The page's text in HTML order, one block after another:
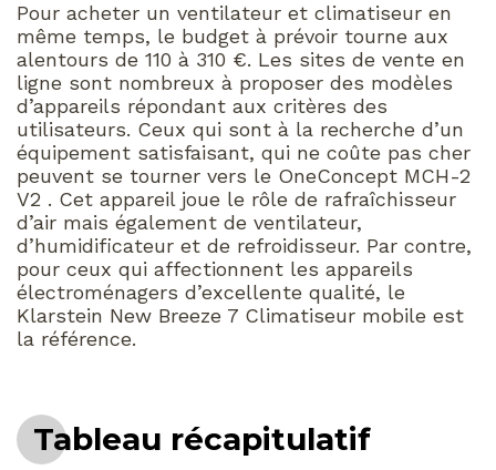
Pour acheter un ventilateur et climatiseur en
même temps, le budget à prévoir tourne aux
alentours de 110 à 310 €. Les sites de vente en
ligne sont nombreux à proposer des modèles
d’appareils répondant aux critères des
utilisateurs. Ceux qui sont à la recherche d’un
équipement satisfaisant, qui ne coûte pas cher
peuvent se tourner vers le OneConcept MCH-2
V2 . Cet appareil joue le rôle de rafraîchisseur
d’air mais également de ventilateur,
d’humidificateur et de refroidisseur. Par contre,
pour ceux qui affectionnent les appareils
électroménagers d’excellente qualité, le
Klarstein New Breeze 7 Climatiseur mobile est
la référence.
Tableau récapitulatif